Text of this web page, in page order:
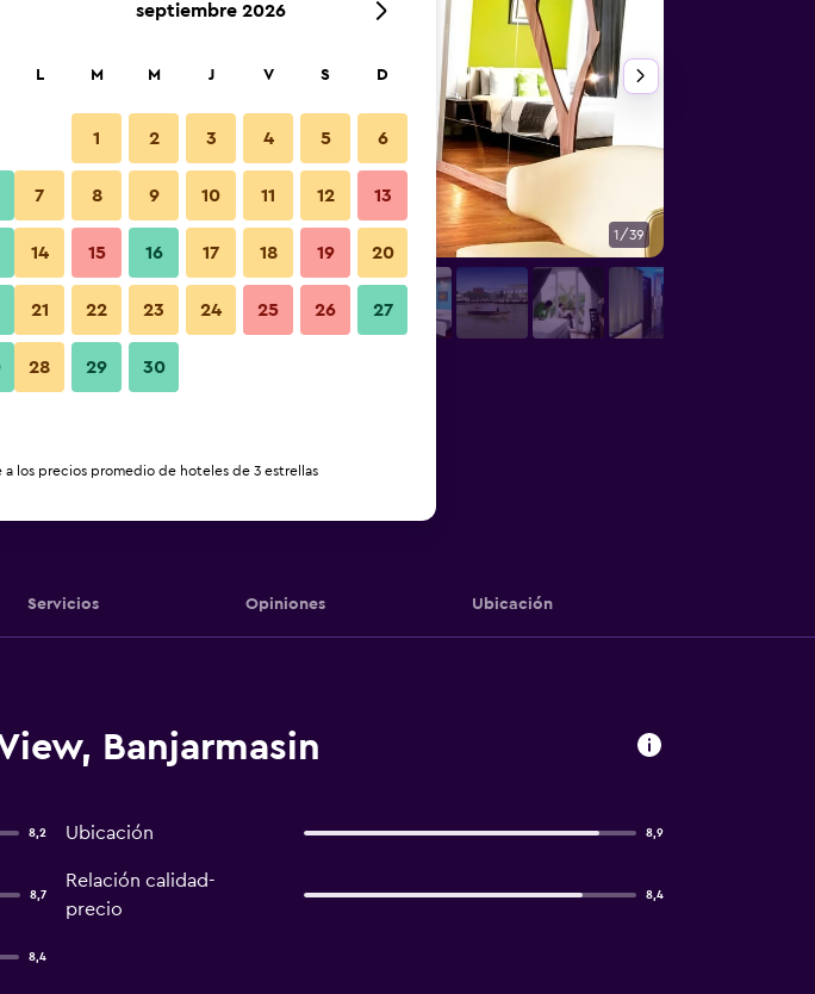
Sala de estar 1/39
Fotos
Servicios Opiniones Ubicación
Banjarmasin
8,2 Ubicación 8,9
8,7
Relación calidad-
precio
8,4
8,4
septiembre 2026
L M M J V S D
1 2 3 4 5 6
7 8 9 10 11 12 13
14 15 16 17 18 19 20
21 22 23 24 25 26 27
28 29 30
a los precios promedio de hoteles de 3 estrellas